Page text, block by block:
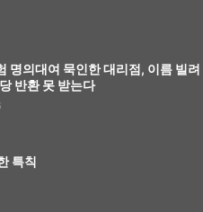
명의대여 묵인한 대리점, 이름 빌려
반환 못 받는다
특칙